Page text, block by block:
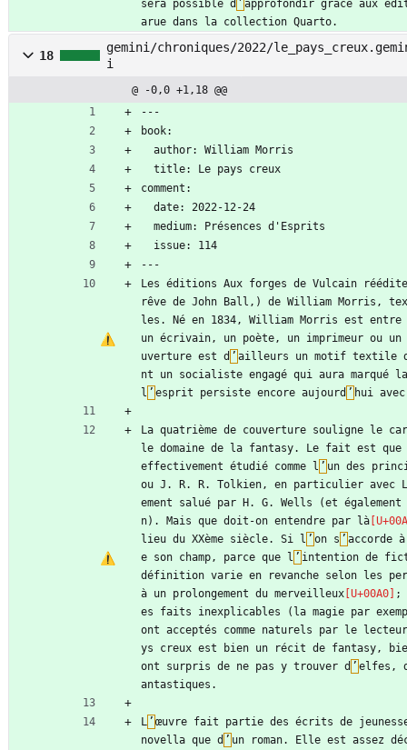
sera possible d ’ approfondir grâce aux
arue dans la collection Quarto.
18
gemini/chroniques/2022/
i
@ -0,0 +1,18 @@
---
book:
  author: William Morris
  title: Le pays creux
comment:
  date: 2022-12-24
  medium: Présences d'Esprits
  issue: 114
---
Les éditions Aux forges de Vulcain
rêve de John Ball,) de William Morris,
les. Né en 1834, William Morris est
un écrivain, un poète, un imprimeur ou
uverture est d ’ ailleurs un motif textile
nt un socialiste engagé qui aura marqué
l ’ esprit persiste encore aujourd ’ hui
La quatrième de couverture souligne le
le domaine de la fantasy. Le fait est que
effectivement étudié comme l ’ un des
ou J. R. R. Tolkien, en particulier avec
ement salué par H. G. Wells (et
n). Mais que doit-on entendre par là
lieu du XXème siècle. Si l ’ on s ’ accorde
e son champ, parce que l ’ intention de
définition varie en revanche selon les
à un prolongement du merveilleux
;
es faits inexplicables (la magie par
ont acceptés comme naturels par le
ys creux est bien un récit de fantasy,
ont surpris de ne pas y trouver d ’ elfes,
antastiques.
L ’ œuvre fait partie des écrits de
novella que d ’ un roman. Elle est assez